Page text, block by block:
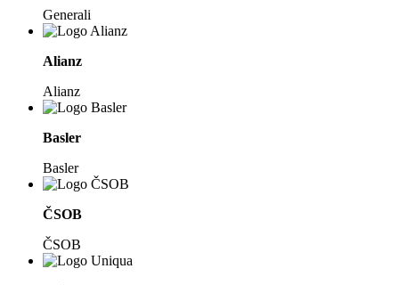
Generali
Alianz
Alianz
Basler
Basler
ČSOB
ČSOB